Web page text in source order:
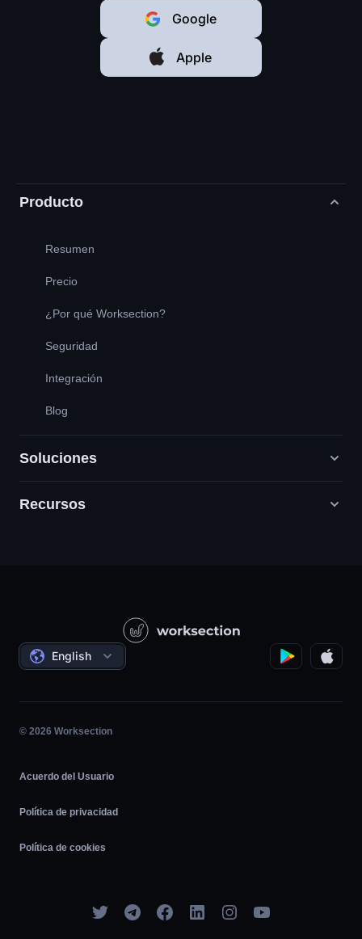
Google
Apple
Producto
Resumen
Precio
¿Por qué Worksection?
Seguridad
Integración
Blog
Soluciones
Agencias de marketing digital
Proyectos sociales
Gestión de proyectos
Trabajo por horas
Ágil
Recursos
Lecciones en vídeo
Acuerdos
English
© 2026 Worksection
Acuerdo del Usuario
Política de privacidad
Política de cookies